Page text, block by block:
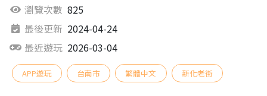
瀏覽次數 825
最後更新 2024-04-24
最近遊玩 2026-03-04
APP遊玩 台南市 繁體中文 新化老街